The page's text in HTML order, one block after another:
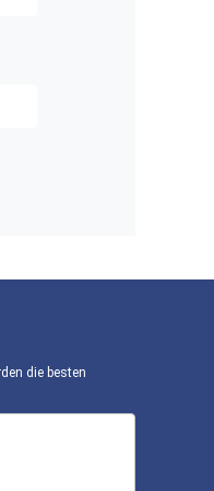
die besten